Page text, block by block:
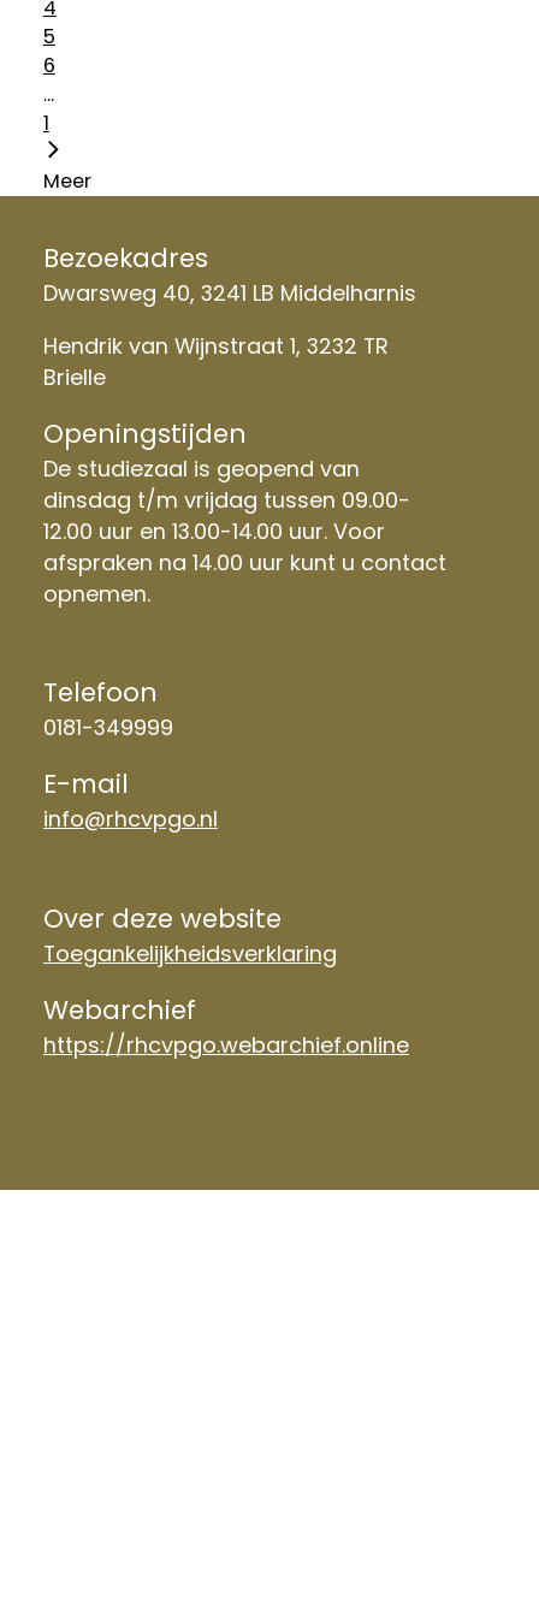
4
5
6
...
1
Meer
Bezoekadres
Dwarsweg 40, 3241 LB Middelharnis
Hendrik van Wijnstraat 1, 3232 TR
Brielle
Openingstijden
De studiezaal is geopend van
dinsdag t/m vrijdag tussen 09.00-
12.00 uur en 13.00-14.00 uur. Voor
afspraken na 14.00 uur kunt u contact
opnemen.
Telefoon
0181-349999
E-mail
info@rhcvpgo.nl
Over deze website
Toegankelijkheidsverklaring
Webarchief
https://rhcvpgo.webarchief.online